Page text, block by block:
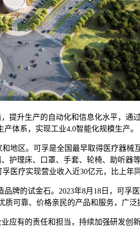
升生产的自动化和信息化水平，通
体系，实现工业4.0智能化规模生产。
区。可孚是全国最早取得医疗器械
护理床、口罩、手套、轮椅、助听器
医疗实现营业收入近30亿元，比上年
的试金石。2023年8月18日，可孚
可靠、价格亲民的产品和服务，广泛
有的责任和担当，持续加强研发创